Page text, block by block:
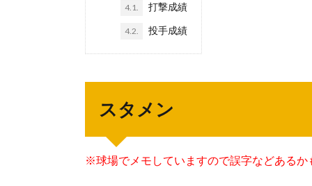
4.1. 打撃成績
4.2. 投手成績
スタメン
※球場でメモしていますので誤字などあるか